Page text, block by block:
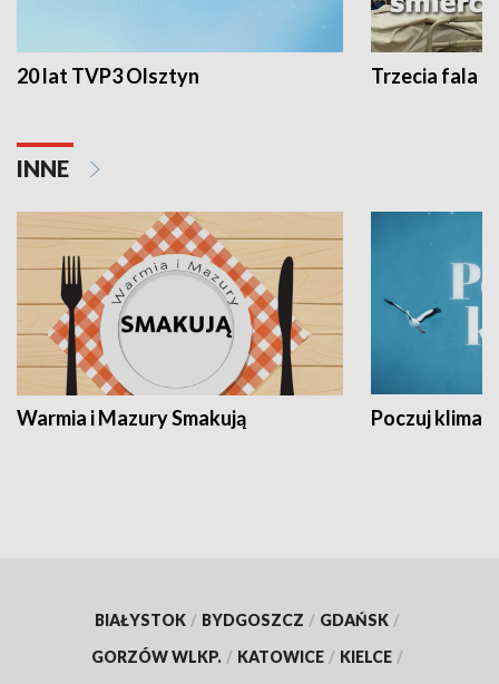
20 lat TVP3 Olsztyn Trzecia fala -
INNE
Warmia i Mazury Smakują Poczuj klimat
BIAŁYSTOK / BYDGOSZCZ / GDAŃSK /
GORZÓW WLKP. / KATOWICE / KIELCE /